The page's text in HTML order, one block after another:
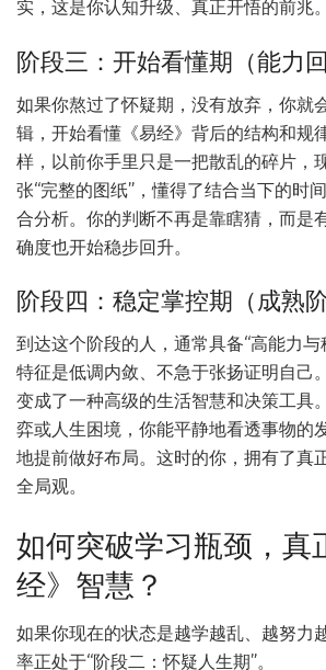
实，这是你认知升级、真正开悟的前兆。
阶段三：开始看懂期（能力回
如果你熬过了怀疑期，没有放弃，你就
辑，开始看懂《易经》背后的结构和规
样，以前你手里只是一把散乱的碎片，
张“完整的图纸”，懂得了结合当下的时
合分析。你的判断不再是靠瞎猜，而是
确度也开始稳步回升。
阶段四：稳定掌控期（成熟阶
到达这个阶段的人，通常具备“高能力与
特征是低调内敛、不急于张扬证明自己
变成了一种高级的生活智慧和决策工具
弈或人生困境，你能平静地看透事物的
地提前做好布局。这时的你，拥有了真
全局观。
如何突破学习瓶颈，真
经》智慧？
如果你现在的状态是越学越乱、越努力
率正处于“阶段二：怀疑人生期”。